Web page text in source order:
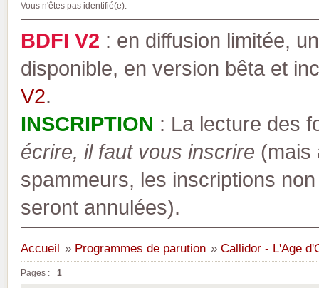
Vous n'êtes pas identifié(e).
BDFI V2 : en diffusion limitée,
disponible, en version bêta et
V2.
INSCRIPTION : La lecture des
écrire, il faut vous inscrire (mais
spammeurs, les inscriptions
seront annulées).
Accueil » Programmes de parution » Callidor - L'Age
Pages : 1